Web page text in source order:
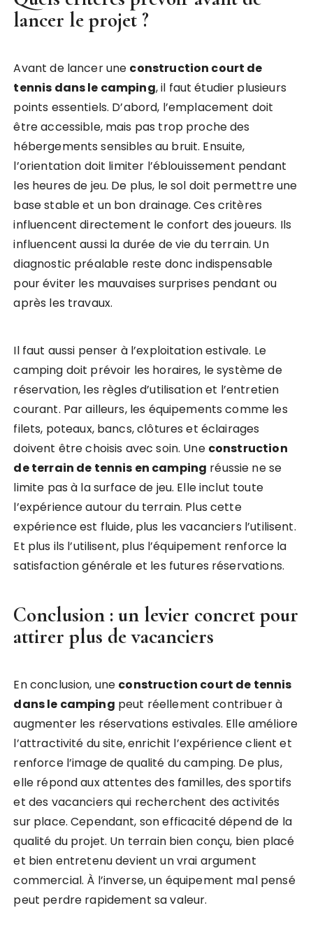
lancer le projet ?
Avant de lancer une construction court de
tennis dans le camping, il faut étudier plusieurs
points essentiels. D’abord, l’emplacement doit
être accessible, mais pas trop proche des
hébergements sensibles au bruit. Ensuite,
l’orientation doit limiter l’éblouissement pendant
les heures de jeu. De plus, le sol doit permettre une
base stable et un bon drainage. Ces critères
influencent directement le confort des joueurs. Ils
influencent aussi la durée de vie du terrain. Un
diagnostic préalable reste donc indispensable
pour éviter les mauvaises surprises pendant ou
après les travaux.
Il faut aussi penser à l’exploitation estivale. Le
camping doit prévoir les horaires, le système de
réservation, les règles d’utilisation et l’entretien
courant. Par ailleurs, les équipements comme les
filets, poteaux, bancs, clôtures et éclairages
doivent être choisis avec soin. Une construction
de terrain de tennis en camping réussie ne se
limite pas à la surface de jeu. Elle inclut toute
l’expérience autour du terrain. Plus cette
expérience est fluide, plus les vacanciers l’utilisent.
Et plus ils l’utilisent, plus l’équipement renforce la
satisfaction générale et les futures réservations.
Conclusion : un levier concret pour
attirer plus de vacanciers
En conclusion, une construction court de tennis
dans le camping peut réellement contribuer à
augmenter les réservations estivales. Elle améliore
l’attractivité du site, enrichit l’expérience client et
renforce l’image de qualité du camping. De plus,
elle répond aux attentes des familles, des sportifs
et des vacanciers qui recherchent des activités
sur place. Cependant, son efficacité dépend de la
qualité du projet. Un terrain bien conçu, bien placé
et bien entretenu devient un vrai argument
commercial. À l’inverse, un équipement mal pensé
peut perdre rapidement sa valeur.